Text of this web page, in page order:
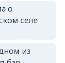
о
селе
из